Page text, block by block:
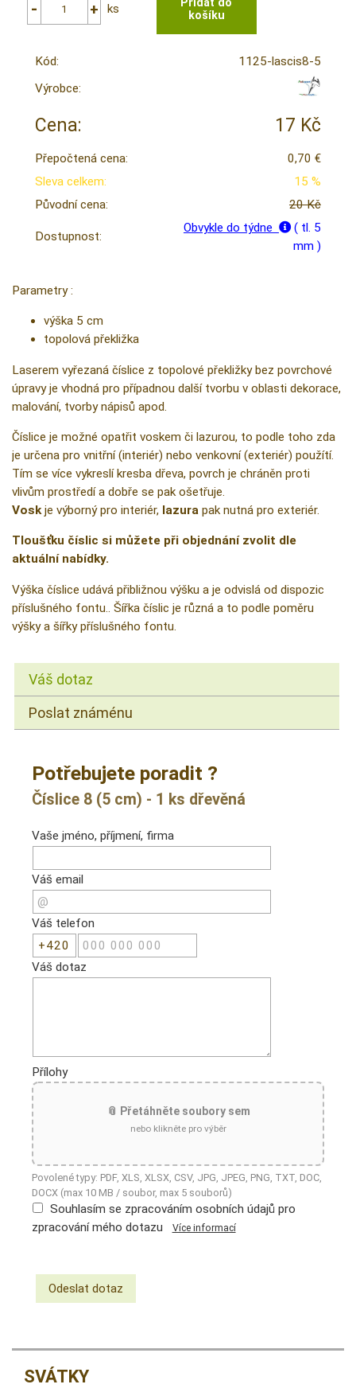
ks
Kód:
1125-lascis8-5
Výrobce:
Cena: 17 Kč
Přepočtená cena:
0,70 €
Sleva celkem:
15 %
Původní cena:
20 Kč
Dostupnost:
Obvykle do týdne
( tl. 5
mm )
Parametry :
výška 5 cm
topolová překližka
Laserem vyřezaná číslice z topolové překližky bez povrchové
úpravy je vhodná pro případnou další tvorbu v oblasti dekorace,
malování, tvorby nápisů apod.
Číslice je možné opatřit voskem či lazurou, to podle toho zda
je určena pro vnitřní (interiér) nebo venkovní (exteriér) použítí.
Tím se více vykreslí kresba dřeva, povrch je chráněn proti
vlivům prostředí a dobře se pak ošetřuje.
Voskje výborný pro interiér, lazura pak nutná pro exteriér.
Tloušťku číslic si můžete při objednání zvolit dle
aktuální nabídky.
Výška číslice udává přibližnou výšku a je odvislá od dispozic
příslušného fontu.. Šířka číslic je různá a to podle poměru
výšky a šířky příslušného fontu.
Váš dotaz
Poslat známénu
Potřebujete poradit ?
Číslice 8 (5 cm) - 1 ks dřevěná
Vaše jméno, příjmení, firma
Váš email
Váš telefon
Váš dotaz
Přílohy
📎 Přetáhněte soubory sem
nebo klikněte pro výběr
Povolené typy: PDF, XLS, XLSX, CSV, JPG, JPEG, PNG, TXT, DOC,
DOCX (max 10 MB / soubor, max 5 souborů)
Souhlasím se zpracováním osobních údajů pro
zpracování mého dotazu
Více informací
SVÁTKY